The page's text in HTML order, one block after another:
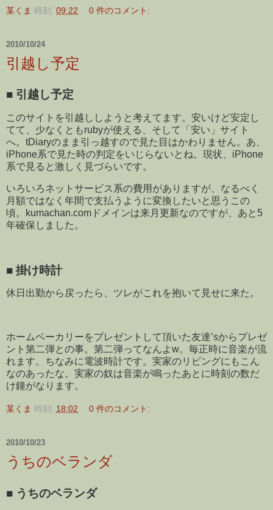
某くま 時刻: 09:22 0 件のコメント:
2010/10/24
引越し予定
■ 引越し予定
このサイトを引越ししようと考えてます。安いけど安定し
てて、少なくともrubyが使える、そして「安い」サイト
へ。tDiaryのまま引っ越すので見た目はかわりません。あ、
iPhone系で見た時の判定をいじらないとね。現状、iPhone
系で見ると激しく見づらいです。
いろいろネットサービス系の費用がありますが、なるべく
月額ではなく年間で支払うように変換したいと思うこの
頃。kumachan.comドメインは来月更新なのですが、あと5
年確保しました。
■ 掛け時計
休日出勤から戻ったら、ツレがこれを抱いて見せに来た。
ホームベーカリーをプレゼントして頂いた友達’sからプレゼ
ント第二弾との事。第二弾ってなんよw。毎正時に音楽が流
れます。ちなみに電波時計です。実家のリビングにもこん
なのあったな。実家の奴は音楽が鳴ったあとに時刻の数だ
け鐘がなります。
某くま 時刻: 18:02 0 件のコメント:
2010/10/23
うちのベランダ
■ うちのベランダ